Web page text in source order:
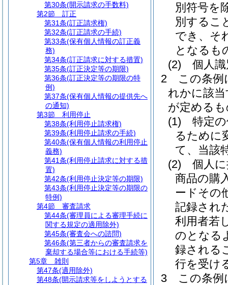
別符号を
別するこ
でき、そ
となるも
(2)
個人
2
この条例
れかに該
が定める
(1)
特定
るために
て、当該
(2)
個人
商品の購
ードその
記録され
利用者若
のとなる
録される
行を受け
3
この条例
第30条(開示請求の手数料)
第2節
訂正
第31条(訂正請求権)
第32条(訂正請求の手続)
第33条(保有個人情報の訂正義
務)
第34条(訂正請求に対する措置)
第35条(訂正決定等の期限)
第36条(訂正決定等の期限の特
例)
第37条(保有個人情報の提供先へ
の通知)
第3節
利用停止
第38条(利用停止請求権)
第39条(利用停止請求の手続)
第40条(保有個人情報の利用停止
義務)
第41条(利用停止請求に対する措
置)
第42条(利用停止決定等の期限)
第43条(利用停止決定等の期限の
特例)
第4節
審査請求
第44条(審理員による審理手続に
関する規定の適用除外)
第45条(審査会への諮問)
第46条(第三者からの審査請求を
棄却する場合等における手続等)
第5章
雑則
第47条(適用除外)
第48条(開示請求等をしようとする